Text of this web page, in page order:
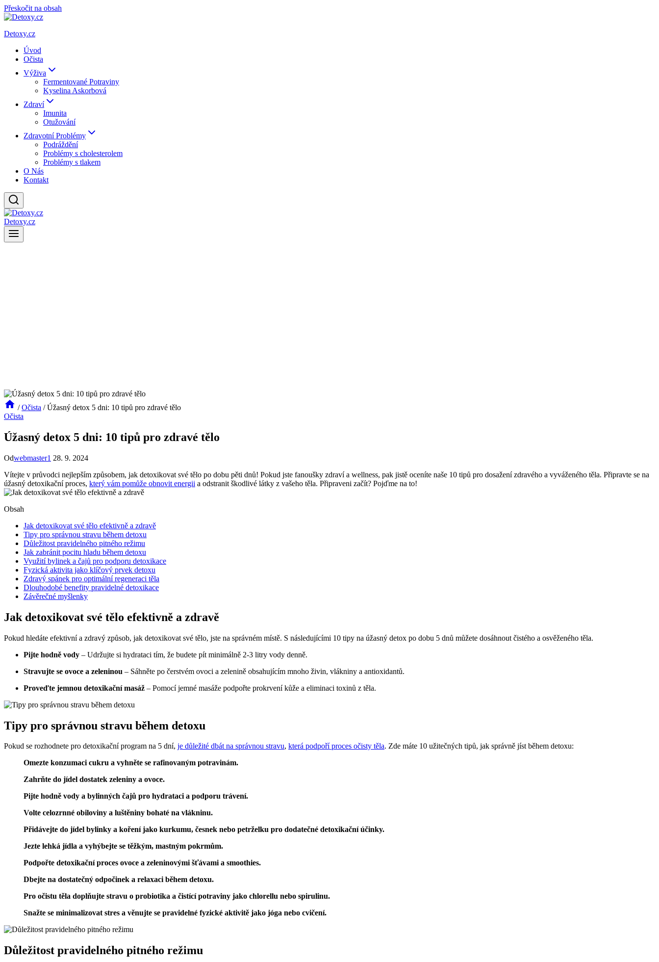
Přeskočit na obsah
Detoxy.cz
Úvod
Očista
Výživa
Fermentované Potraviny
Kyselina Askorbová
Zdraví
Imunita
Otužování
Zdravotní Problémy
Podráždění
Problémy s cholesterolem
Problémy s tlakem
O Nás
Kontakt
Detoxy.cz
/ Očista / Úžasný detox 5 dni: 10 tipů pro zdravé tělo
Očista
Úžasný detox 5 dni: 10 tipů pro zdravé tělo
Odwebmaster1 28. 9. 2024
Vítejte v průvodci nejlepším způsobem, jak detoxikovat své tělo po dobu pěti dnů! Pokud jste fanoušky zdraví a wellness, pak jistě oceníte naše 10 tipů pro dosažení zdravého a vyváženého těla. Připravte se na
úžasný detoxikační proces, který vám pomůže obnovit energii a odstranit škodlivé látky z vašeho těla. Připraveni začít? Pojďme na to!
Obsah
Jak detoxikovat své tělo efektivně a zdravě
Tipy pro správnou stravu během detoxu
Důležitost pravidelného pitného režimu
Jak zabránit pocitu hladu během detoxu
Využití bylinek a čajů pro podporu detoxikace
Fyzická aktivita jako klíčový prvek detoxu
Zdravý spánek pro optimální regeneraci těla
Dlouhodobé benefity pravidelné detoxikace
Závěrečné myšlenky
Jak detoxikovat své tělo efektivně a zdravě
Pokud hledáte efektivní a zdravý způsob, jak detoxikovat své tělo, jste na správném místě. S následujícími 10 tipy na úžasný detox po dobu 5 dnů můžete dosáhnout čistého a osvěženého těla.
Pijte hodně vody – Udržujte si hydrataci tím, že budete pít minimálně 2-3 litry vody denně.
Stravujte se ovoce a zeleninou – Sáhněte po čerstvém ovoci a zelenině obsahujícím mnoho živin, vlákniny a antioxidantů.
Proveďte jemnou detoxikační masáž – Pomocí jemné masáže podpořte prokrvení kůže a eliminaci toxinů z těla.
Tipy pro správnou stravu během detoxu
Pokud se rozhodnete pro detoxikační program na 5 dní, je důležité dbát na správnou stravu, která podpoří proces očisty těla. Zde máte 10 užitečných tipů, jak správně jíst během detoxu:
Omezte konzumaci cukru a vyhněte se rafinovaným potravinám.
Zahrňte do jídel dostatek zeleniny a ovoce.
Pijte hodně vody a bylinných čajů pro hydrataci a podporu trávení.
Volte celozrnné obiloviny a luštěniny bohaté na vlákninu.
Přidávejte do jídel bylinky a koření jako kurkumu, česnek nebo petrželku pro dodatečné detoxikační účinky.
Jezte lehká jídla a vyhýbejte se těžkým, mastným pokrmům.
Podpořte detoxikační proces ovoce a zeleninovými šťávami a smoothies.
Dbejte na dostatečný odpočinek a relaxaci během detoxu.
Pro očistu těla doplňujte stravu o probiotika a čistící potraviny jako chlorellu nebo spirulinu.
Snažte se minimalizovat stres a věnujte se pravidelné fyzické aktivitě jako jóga nebo cvičení.
Důležitost pravidelného pitného režimu